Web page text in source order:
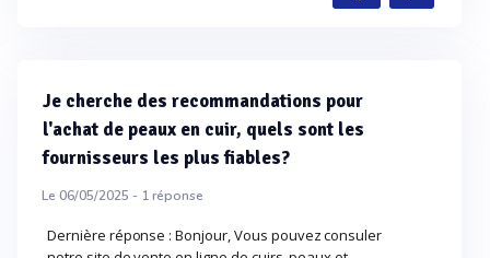
Je cherche des recommandations pour
l'achat de peaux en cuir, quels sont les
fournisseurs les plus fiables?
Le 06/05/2025 - 1réponse
Dernière réponse : Bonjour, Vous pouvez consuler